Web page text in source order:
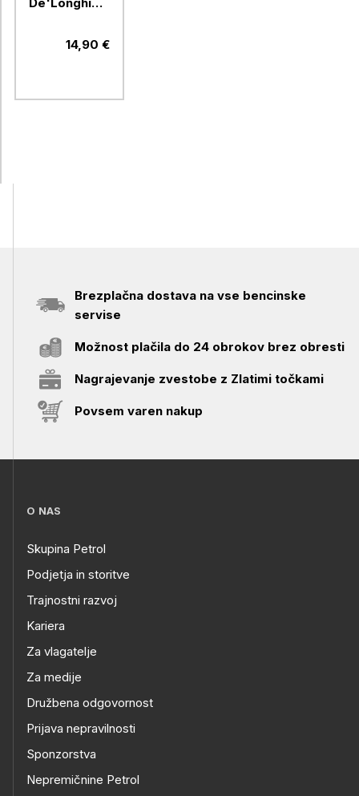
14,90 €
Brezplačna dostava na vse bencinske
servise
Možnost plačila do 24 obrokov brez obresti
Nagrajevanje zvestobe z Zlatimi točkami
Povsem varen nakup
O NAS
Skupina Petrol
Podjetja in storitve
Trajnostni razvoj
Kariera
Za vlagatelje
Za medije
Družbena odgovornost
Prijava nepravilnosti
Sponzorstva
Nepremičnine Petrol